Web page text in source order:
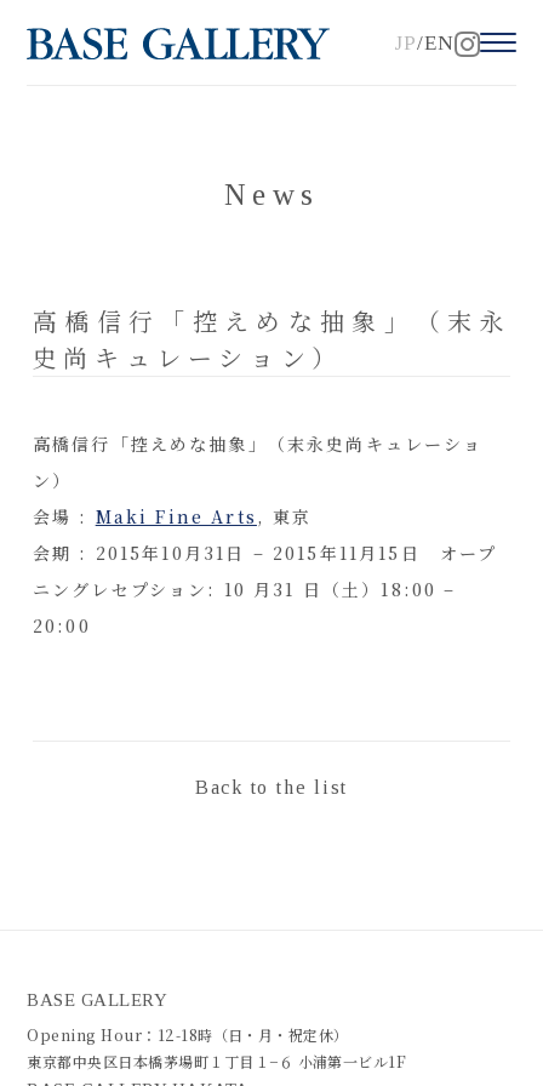
EN
JP
News
高橋信行「控えめな抽象」（末永
史尚キュレーション）
高橋信行「控えめな抽象」（末永史尚キュレーショ
ン）
会場 : Maki Fine Arts , 東京
会期 : 2015年10月31日 – 2015年11月15日 オープ
ニングレセプション: 10 月31 日（土）18:00 –
20:00
Back to the list
BASE GALLERY
Opening Hour：12-18時（日・月・祝定休）
東京都中央区日本橋茅場町１丁目１−６ 小浦第一ビル1F